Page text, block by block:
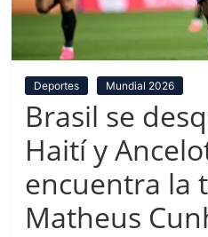
Deportes Mundial 2026
Brasil se
Haití y
encuentra la
Matheus